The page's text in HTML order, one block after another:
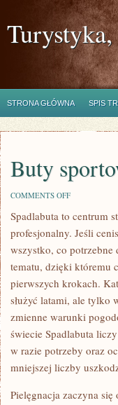
STRONA GŁÓWNA SPIS
Buty
COMMENTS OFFON
SPORTOWE
Spadlabuta to centrum
profesjonalny. Jeśli
wszystko, co
tematu, dzięki któremu
pierwszych krokach.
służyć latami, ale tylko
zmienne warunki
świecie Spadlabuta
w razie potrzeby oraz
mniejszej liczby
Pielęgnacja zaczyna